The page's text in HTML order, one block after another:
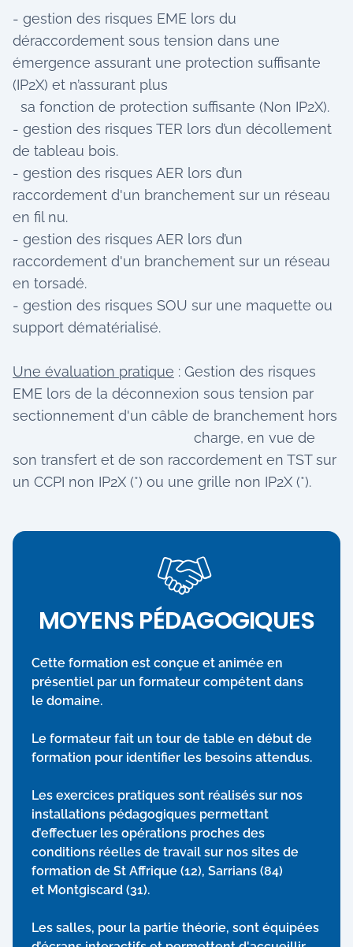
- gestion des risques EME lors du
déraccordement sous tension dans une
émergence assurant une protection suffisante
(IP2X) et n’assurant plus
sa fonction de protection suffisante (Non IP2X).
- gestion des risques TER lors d’un décollement
de tableau bois.
- gestion des risques AER lors d’un
raccordement d'un branchement sur un réseau
en fil nu.
- gestion des risques AER lors d’un
raccordement d'un branchement sur un réseau
en torsadé.
- gestion des risques SOU sur une maquette ou
support dématérialisé.
Une évaluation pratique : Gestion des risques
EME lors de la déconnexion sous tension par
sectionnement d'un câble de branchement hors
charge, en vue de
son transfert et de son raccordement en TST sur
un CCPI non IP2X (*) ou une grille non IP2X (*).
MOYENS PÉDAGOGIQUES
Cette formation est conçue et animée en
présentiel par un formateur compétent dans
le domaine.
Le formateur fait un tour de table en début de
formation pour identifier les besoins attendus.
Les exercices pratiques sont réalisés sur nos
installations pédagogiques permettant
d’effectuer les opérations proches des
conditions réelles de travail sur nos sites de
formation de St Affrique (12), Sarrians (84)
et Montgiscard (31).
Les salles, pour la partie théorie, sont équipées